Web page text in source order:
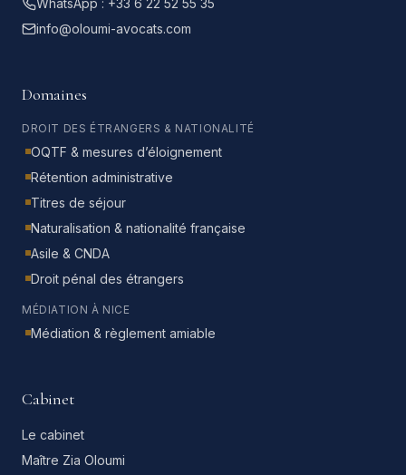
WhatsApp : +33 6 22 52 55 35
info@oloumi-avocats.com
Domaines
DROIT DES ÉTRANGERS & NATIONALITÉ
OQTF & mesures d’éloignement
Rétention administrative
Titres de séjour
Naturalisation & nationalité française
Asile & CNDA
Droit pénal des étrangers
MÉDIATION À NICE
Médiation & règlement amiable
Cabinet
Le cabinet
Maître Zia Oloumi